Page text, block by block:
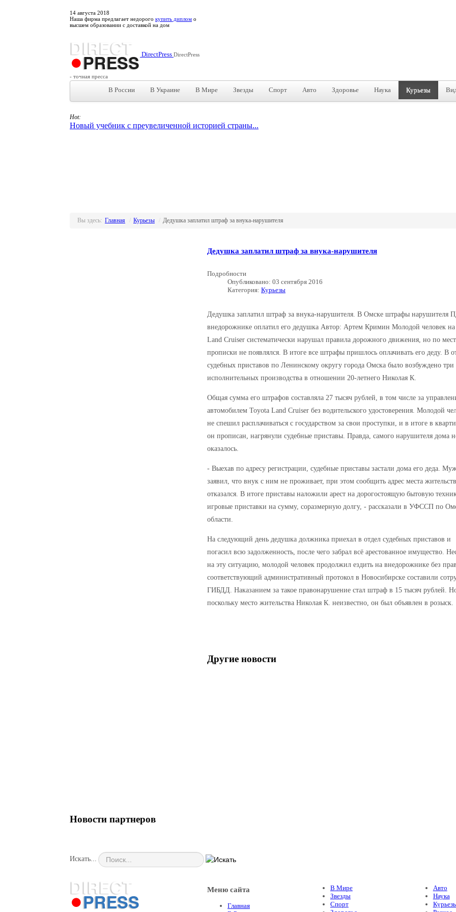
14 августа 2018
Наша фирма предлагает недорого купить диплом о
высшем образовании с доставкой на дом
DirectPress DirectPress
- точная пресса
В России В Украине В Мире Звезды Спорт Авто Здоровье Наука Курьезы
Hot:
Новый учебник с преувеличенной историей страны...
Вы здесь: Главная Курьезы Дедушка заплатил штраф за внука-нарушителя
Дедушка заплатил штраф за внука-нарушителя
Подробности
Опубликовано: 03 сентября 2016
Категория: Курьезы
Дедушка заплатил штраф за внука-нарушителя. В Омске штрафы нарушителя
внедорожнике оплатил его дедушка Автор: Артем Кримин Молодой человек на
Land Cruiser систематически нарушал правила дорожного движения, но по
прописки не появлялся. В итоге все штрафы пришлось оплачивать его деду. В
судебных приставов по Ленинскому округу города Омска было возбуждено три
исполнительных производства в отношении 20-летнего Николая К.
Общая сумма его штрафов составляла 27 тысяч рублей, в том числе за
автомобилем Toyota Land Cruiser без водительского удостоверения. Молодой
не спешил расплачиваться с государством за свои проступки, и в итоге в
он прописан, нагрянули судебные приставы. Правда, самого нарушителя дома
оказалось.
- Выехав по адресу регистрации, судебные приставы застали дома его деда.
заявил, что внук с ним не проживает, при этом сообщить адрес места
отказался. В итоге приставы наложили арест на дорогостоящую бытовую
игровые приставки на сумму, соразмерную долгу, - рассказали в УФССП по
области.
На следующий день дедушка должника приехал в отдел судебных приставов и
погасил всю задолженность, после чего забрал всё арестованное имущество.
на эту ситуацию, молодой человек продолжил ездить на внедорожнике без
соответствующий административный протокол в Новосибирске составили
ГИБДД. Наказанием за такое правонарушение стал штраф в 15 тысяч рублей.
поскольку место жительства Николая К. неизвестно, он был объявлен в розыск.
Другие новости
Новости партнеров
Искать...
Меню сайта
Главная
В Мире
Звезды
Спорт
Авто
Наука